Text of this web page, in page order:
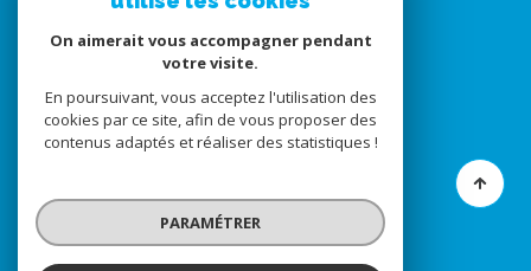
Cookies
© 2026 | Tous droits réservés
On aimerait vous accompagner pendant
votre visite.
En poursuivant, vous acceptez l'utilisation des
cookies par ce site, afin de vous proposer des
contenus adaptés et réaliser des statistiques !
PARAMÉTRER